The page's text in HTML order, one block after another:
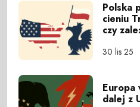
Polska
cieniu
czy
30 lis 25
Europa
dalej z